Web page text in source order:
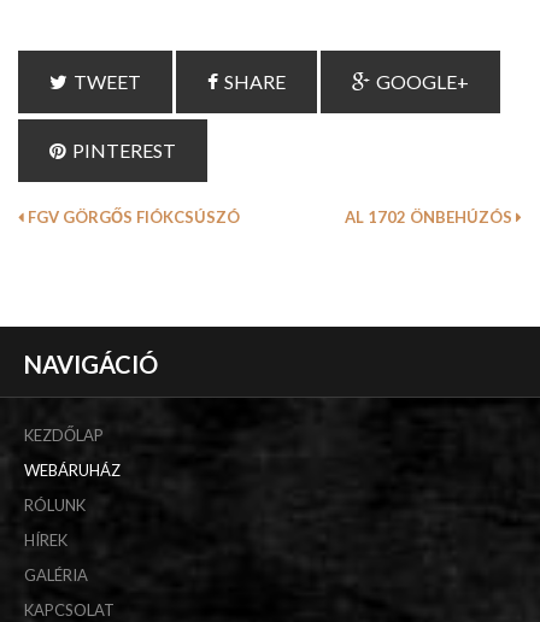
TWEET SHARE GOOGLE+
PINTEREST
FGV GÖRGŐS FIÓKCSÚSZÓ AL 1702 ÖNBEHÚZÓS
NAVIGÁCIÓ
KEZDŐLAP
WEBÁRUHÁZ
RÓLUNK
HÍREK
GALÉRIA
KAPCSOLAT